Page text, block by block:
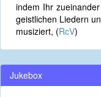
indem Ihr
geistlichen Liedern
musiziert, (RcV)
Jukebox